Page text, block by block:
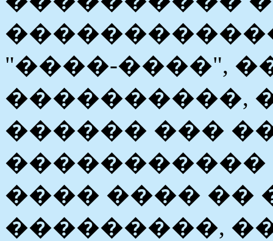
"����-����",
����������,
������ ���
���� ���� ��
���������,